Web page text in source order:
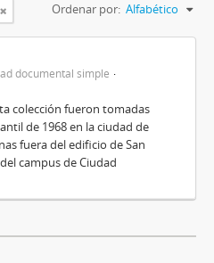
Ordenar por: Alfabético
documental simple
colección fueron tomadas
de 1968 en la ciudad de
fuera del edificio de San
campus de Ciudad